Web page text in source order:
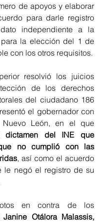
de apoyos y elaborar
para darle registro
independiente a la
la elección del 1 de
con los otros requisitos.
resolvió los juicios
de los derechos
del ciudadano 186
el gobernador con
León, en el que
dictamen del INE que
no cumplió con las
, así como el acuerdo
le negó el registro de su
en contra de los
Janine Otálora Malassis,